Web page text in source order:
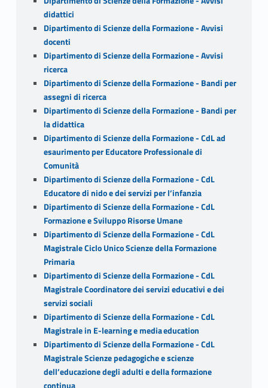
didattici
Dipartimento di Scienze della Formazione - Avvisi
docenti
Dipartimento di Scienze della Formazione - Avvisi
ricerca
Dipartimento di Scienze della Formazione - Bandi per
assegni di ricerca
Dipartimento di Scienze della Formazione - Bandi per
la didattica
Dipartimento di Scienze della Formazione - CdL ad
esaurimento per Educatore Professionale di
Comunità
Dipartimento di Scienze della Formazione - CdL
Educatore di nido e dei servizi per l’infanzia
Dipartimento di Scienze della Formazione - CdL
Formazione e Sviluppo Risorse Umane
Dipartimento di Scienze della Formazione - CdL
Magistrale Ciclo Unico Scienze della Formazione
Primaria
Dipartimento di Scienze della Formazione - CdL
Magistrale Coordinatore dei servizi educativi e dei
servizi sociali
Dipartimento di Scienze della Formazione - CdL
Magistrale in E-learning e media education
Dipartimento di Scienze della Formazione - CdL
Magistrale Scienze pedagogiche e scienze
dell’educazione degli adulti e della formazione
continua